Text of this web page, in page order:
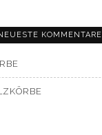
KOMMENTARE